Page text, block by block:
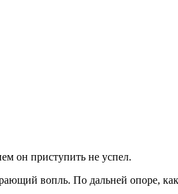
он приступить не успел.
вопль. По дальней опоре,